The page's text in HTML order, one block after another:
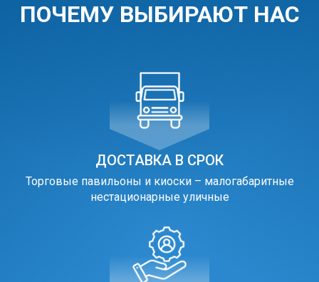
ПОЧЕМУ ВЫБИРАЮТ НАС
ДОСТАВКА В СРОК
Торговые павильоны и киоски – малогабаритные
нестационарные уличные